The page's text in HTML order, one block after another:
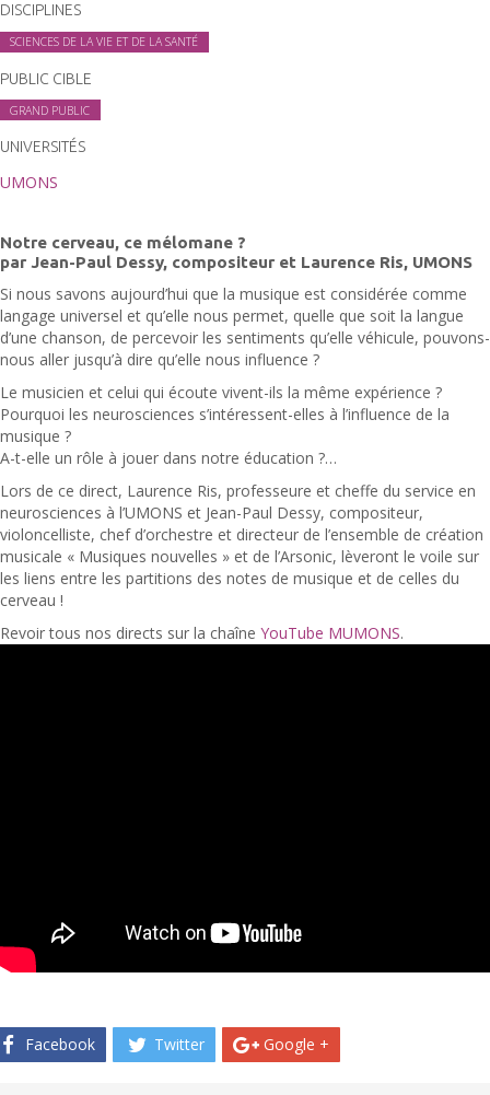
DISCIPLINES
SCIENCES DE LA VIE ET DE LA SANTÉ
PUBLIC CIBLE
GRAND PUBLIC
UNIVERSITÉS
UMONS
Notre cerveau, ce mélomane ?
par Jean-Paul Dessy, compositeur et Laurence Ris, UMONS
Si nous savons aujourd’hui que la musique est considérée comme
langage universel et qu’elle nous permet, quelle que soit la langue
d’une chanson, de percevoir les sentiments qu’elle véhicule, pouvons-
nous aller jusqu’à dire qu’elle nous influence ?
Le musicien et celui qui écoute vivent-ils la même expérience ?
Pourquoi les neurosciences s’intéressent-elles à l’influence de la
musique ?
A-t-elle un rôle à jouer dans notre éducation ?…
Lors de ce direct, Laurence Ris, professeure et cheffe du service en
neurosciences à l’UMONS et Jean-Paul Dessy, compositeur,
violoncelliste, chef d’orchestre et directeur de l’ensemble de création
musicale « Musiques nouvelles » et de l’Arsonic, lèveront le voile sur
les liens entre les partitions des notes de musique et de celles du
cerveau !
Revoir tous nos directs sur la chaîne YouTube MUMONS.
Facebook Twitter Google +